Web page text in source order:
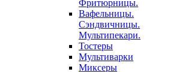
Фритюрницы.
Вафельницы.
Сэндвичницы.
Мультипекари.
Тостеры
Мультиварки
Миксеры